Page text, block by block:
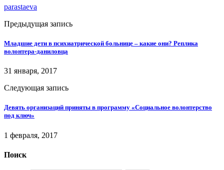
parastaeva
Предыдущая запись
Младшие дети в психиатрической больнице – какие они? Реплика
волонтера-даниловца
31 января, 2017
Следующая запись
Девять организаций приняты в программу «Социальное волонтерство
под ключ»
1 февраля, 2017
Поиск